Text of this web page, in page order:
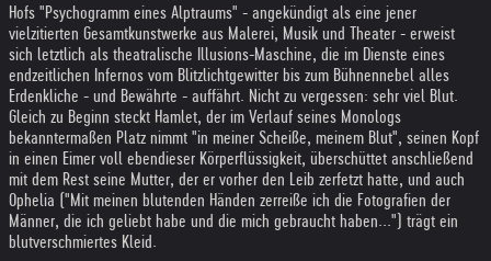
Hofs "Psychogramm eines Alptraums" - angekündigt als eine jener
vielzitierten Gesamtkunstwerke aus Malerei, Musik und Theater - erweist
sich letztlich als theatralische Illusions-Maschine, die im Dienste eines
endzeitlichen Infernos vom Blitzlichtgewitter bis zum Bühnennebel alles
Erdenkliche - und Bewährte - auffährt. Nicht zu vergessen: sehr viel Blut.
Gleich zu Beginn steckt Hamlet, der im Verlauf seines Monologs
bekanntermaßen Platz nimmt "in meiner Scheiße, meinem Blut", seinen Kopf
in einen Eimer voll ebendieser Körperflüssigkeit, überschüttet anschließend
mit dem Rest seine Mutter, der er vorher den Leib zerfetzt hatte, und auch
Ophelia ("Mit meinen blutenden Händen zerreiße ich die Fotografien der
Männer, die ich geliebt habe und die mich gebraucht haben...") trägt ein
blutverschmiertes Kleid.